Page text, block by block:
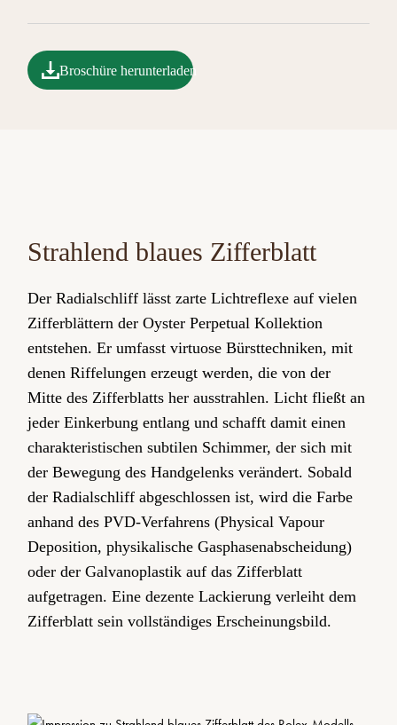
Broschüre herunterladen
Strahlend blaues Zifferblatt
Der Radialschliff lässt zarte Lichtreflexe auf vielen
Zifferblättern der Oyster Perpetual Kollektion
entstehen. Er umfasst virtuose Bürsttechniken, mit
denen Riffelungen erzeugt werden, die von der
Mitte des Zifferblatts her ausstrahlen. Licht fließt an
jeder Einkerbung entlang und schafft damit einen
charakteristischen subtilen Schimmer, der sich mit
der Bewegung des Handgelenks verändert. Sobald
der Radialschliff abgeschlossen ist, wird die Farbe
anhand des PVD-Verfahrens (Physical Vapour
Deposition, physikalische Gasphasen­abscheidung)
oder der Galvanoplastik auf das Zifferblatt
aufgetragen. Eine dezente Lackierung verleiht dem
Zifferblatt sein vollständiges Erscheinungsbild.